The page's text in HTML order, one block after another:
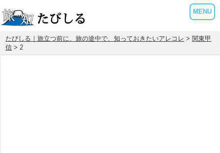
MENU
たびしる｜旅立つ前に、旅の途中で、知っておきたいアレコレ > 関東甲
信 > 2